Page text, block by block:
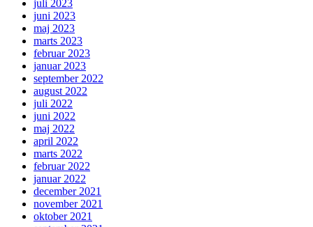
juli 2023
juni 2023
maj 2023
marts 2023
februar 2023
januar 2023
september 2022
august 2022
juli 2022
juni 2022
maj 2022
april 2022
marts 2022
februar 2022
januar 2022
december 2021
november 2021
oktober 2021